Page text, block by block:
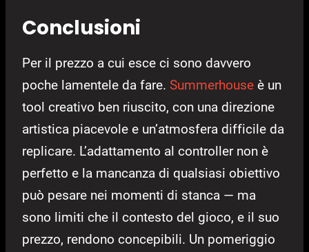
Conclusioni
Per il prezzo a cui esce ci sono davvero
poche lamentele da fare. Summerhouse è un
tool creativo ben riuscito, con una direzione
artistica piacevole e un’atmosfera difficile da
replicare. L’adattamento al controller non è
perfetto e la mancanza di qualsiasi obiettivo
può pesare nei momenti di stanca — ma
sono limiti che il contesto del gioco, e il suo
prezzo, rendono concepibili. Un pomeriggio